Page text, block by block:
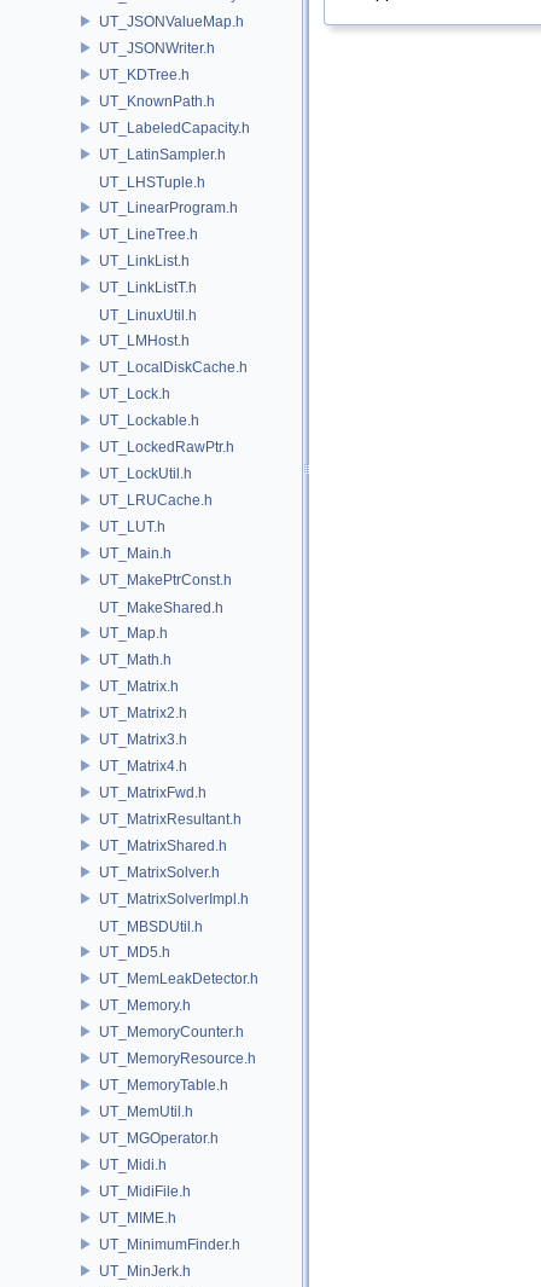
UT_JSONValueMap.h
UT_JSONWriter.h
UT_KDTree.h
UT_KnownPath.h
UT_LabeledCapacity.h
UT_LatinSampler.h
UT_LHSTuple.h
UT_LinearProgram.h
UT_LineTree.h
UT_LinkList.h
UT_LinkListT.h
UT_LinuxUtil.h
UT_LMHost.h
UT_LocalDiskCache.h
UT_Lock.h
UT_Lockable.h
UT_LockedRawPtr.h
UT_LockUtil.h
UT_LRUCache.h
UT_LUT.h
UT_Main.h
UT_MakePtrConst.h
UT_MakeShared.h
UT_Map.h
UT_Math.h
UT_Matrix.h
UT_Matrix2.h
UT_Matrix3.h
UT_Matrix4.h
UT_MatrixFwd.h
UT_MatrixResultant.h
UT_MatrixShared.h
UT_MatrixSolver.h
UT_MatrixSolverImpl.h
UT_MBSDUtil.h
UT_MD5.h
UT_MemLeakDetector.h
UT_Memory.h
UT_MemoryCounter.h
UT_MemoryResource.h
UT_MemoryTable.h
UT_MemUtil.h
UT_MGOperator.h
UT_Midi.h
UT_MidiFile.h
UT_MIME.h
UT_MinimumFinder.h
UT_MinJerk.h